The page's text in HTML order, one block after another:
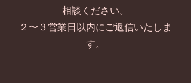
相談ください。
２​〜３営業日以内にご返信いたしま
す。